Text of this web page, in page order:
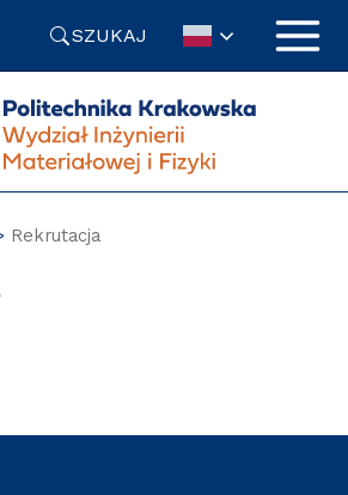
SZUKAJ
Rekrutacja